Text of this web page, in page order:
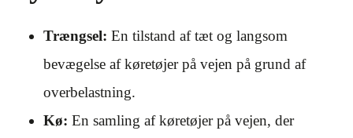
Trængsel: En tilstand af tæt og langsom
bevægelse af køretøjer på vejen på grund af
overbelastning.
Kø: En samling af køretøjer på vejen, der